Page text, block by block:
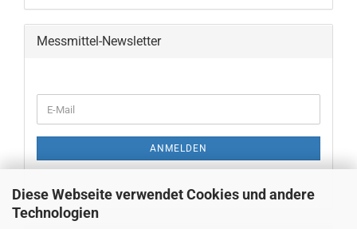
Diese Webseite verwendet Cookies und andere
Technologien
Messmittel-Newsletter
ZUR
E-
Mail
ANMELDEN